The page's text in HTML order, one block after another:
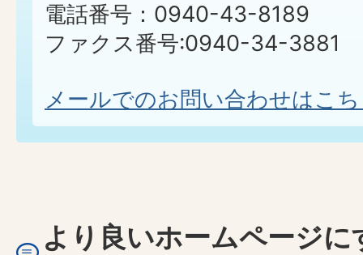
電話番号：0940-43-8189
ファクス番号:0940-34-3881
メールでのお問い合わせはこ
より良いホームページ